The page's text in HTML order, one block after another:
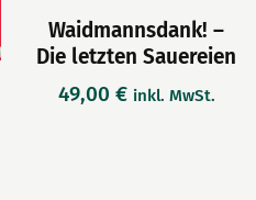
Waidmannsdank! –
Die letzten Sauereien
49,00 € inkl. MwSt.